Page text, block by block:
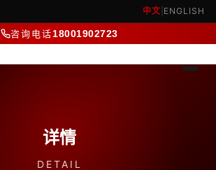
中文 ENGLISH
咨询电话18001902723
详情
DETAIL